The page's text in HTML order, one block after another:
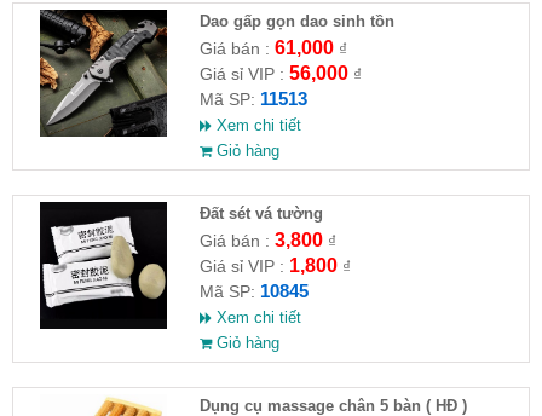
Dao gấp gọn dao sinh tồn
Giá bán : 61,000₫
Giá sỉ VIP : 56,000₫
Mã SP: 11513
Xem chi tiết
Giỏ hàng
Đất sét vá tường
Giá bán : 3,800₫
Giá sỉ VIP : 1,800₫
Mã SP: 10845
Xem chi tiết
Giỏ hàng
Dụng cụ massage chân 5 bàn ( HĐ )